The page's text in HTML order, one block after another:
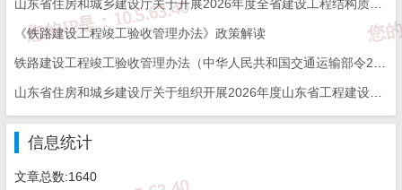
已有全国专业标准化技术委员会能够满足行业需求的，不再
新增专业领域的行业标准化技术委员会。
第十五条 行业标准一般不涉及专利。行业标准中涉及的专利
应当是实施该标准必不可少的专利，其管理参照国家标准涉及专利
《铁路建设工程竣工验收管理办法》政策解读
信息统计
文章总数:1640